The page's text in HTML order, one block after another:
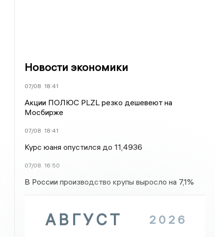
Новости экономики
07/08 18:41
Акции ПОЛЮС PLZL резко дешевеют на
Мосбирже
07/08 18:41
Курс юаня опустился до 11,4936
07/08 16:50
В России производство крупы выросло на 7,1%
АВГУСТ 2026